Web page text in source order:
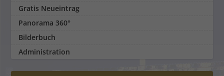
Gratis Neueintrag
Panorama 360°
Bilderbuch
Administration